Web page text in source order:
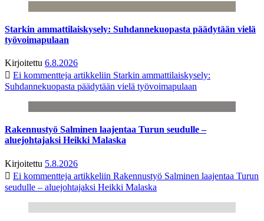
Starkin ammattilaiskysely: Suhdannekuopasta päädytään vielä
työvoimapulaan
Kirjoitettu 6.8.2026
Ei kommentteja artikkeliin Starkin ammattilaiskysely:
Suhdannekuopasta päädytään vielä työvoimapulaan
Rakennustyö Salminen laajentaa Turun seudulle –
aluejohtajaksi Heikki Malaska
Kirjoitettu 5.8.2026
Ei kommentteja artikkeliin Rakennustyö Salminen laajentaa Turun
seudulle – aluejohtajaksi Heikki Malaska